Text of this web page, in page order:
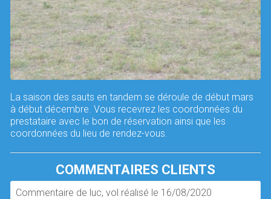
La saison des sauts en tandem se déroule de début mars
à début décembre. Vous recevrez les coordonnées du
prestataire avec le bon de réservation ainsi que les
coordonnées du lieu de rendez-vous.
COMMENTAIRES CLIENTS
Commentaire de luc, vol réalisé le 16/08/2020